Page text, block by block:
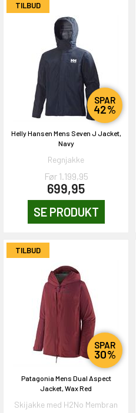
TILBUD
SPAR
42%
Helly Hansen Mens Seven J Jacket,
Navy
Regnjakke
Før 1.199,95
699,95
SE PRODUKT
TILBUD
SPAR
30%
Patagonia Mens Dual Aspect
Jacket, Wax Red
Skijakke med H2No Membran